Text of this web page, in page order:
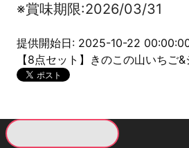
※賞味期限:2026/03/31
提供開始日: 2025-10-22
【8点セット】きのこの山いちご&